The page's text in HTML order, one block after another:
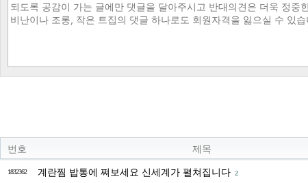
번호 제목
1832362 계란찜 밥통에 쪄보세요 신세계가 펼쳐집니다 2